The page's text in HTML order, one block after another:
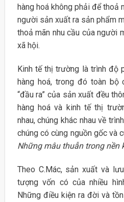
hàng hoá không phải để thoả
người sản xuất ra sản phẩm
thoả mãn nhu cầu của người
xã hội.
Kinh tế thị trường là trình độ
hàng hoá, trong đó toàn bộ
“đầu ra” của sản xuất đều
hàng hoá và kinh tế thị
nhau, chúng khác nhau về
chúng có cùng nguồn gốc và
Những mâu thuẫn trong nền
Theo C.Mác, sản xuất và
tượng vốn có của nhiều
Những điều kiện ra đời và